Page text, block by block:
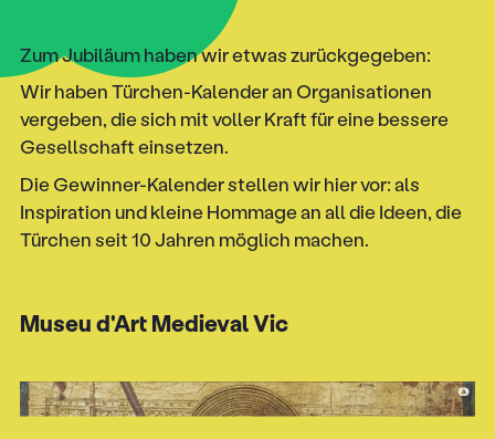
Zum Jubiläum haben wir etwas zurückgegeben:
Wir haben Türchen-Kalender an Organisationen
vergeben, die sich mit voller Kraft für eine bessere
Gesellschaft einsetzen.
Die Gewinner-Kalender stellen wir hier vor: als
Inspiration und kleine Hommage an all die Ideen, die
Türchen seit 10 Jahren möglich machen.
Museu d'Art Medieval Vic